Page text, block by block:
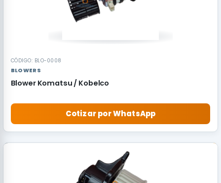
CÓDIGO: BLO-0008
BLOWERS
Blower Komatsu / Kobelco
Cotizar por WhatsApp